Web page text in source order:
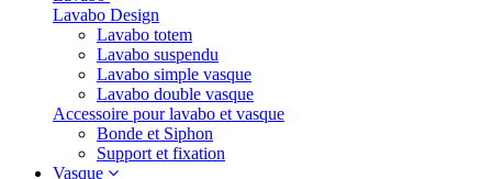
Lavabo Design
Lavabo totem
Lavabo suspendu
Lavabo simple vasque
Lavabo double vasque
Accessoire pour lavabo et vasque
Bonde et Siphon
Support et fixation
Vasque